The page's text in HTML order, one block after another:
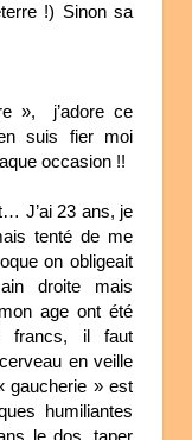
!) Sinon sa
», j’adore ce
suis fier moi
occasion !!
J’ai 23 ans, je
tenté de me
on obligeait
droite mais
age ont été
francs, il faut
en veille
gaucherie » est
humiliantes